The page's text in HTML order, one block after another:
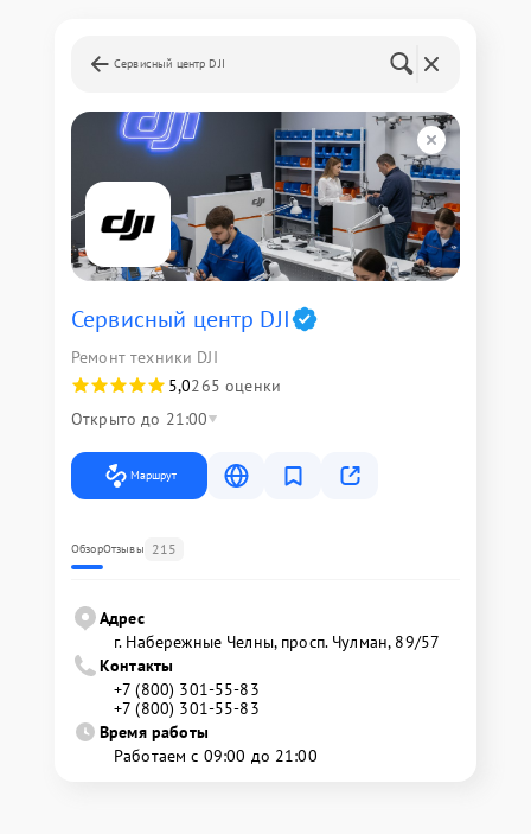
Сервисный центр DJI
Сервисный центр DJI
Ремонт техники DJI
5,0265 оценки
Открыто до 21:00
Маршрут
ОбзорОтзывы 215
Адрес
г. Набережные Челны, просп. Чулман, 89/57
Контакты
+7 (800) 301-55-83
+7 (800) 301-55-83
Время работы
Работаем с 09:00 до 21:00